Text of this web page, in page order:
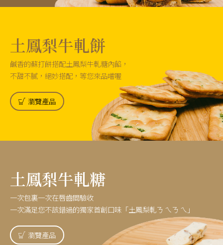
土鳳梨牛軋餅
鹹香的蘇打餅搭配土鳳梨牛軋糖內餡，
不甜不膩，絕妙搭配，等您來品嚐喔
瀏覽產品
土鳳梨牛軋糖
一次包裏一次在唇齒間驗收
一次滿足您不該錯過的獨家首創口味「土鳳梨軋ㄋ ㄟㄋ ㄟ」
瀏覽產品